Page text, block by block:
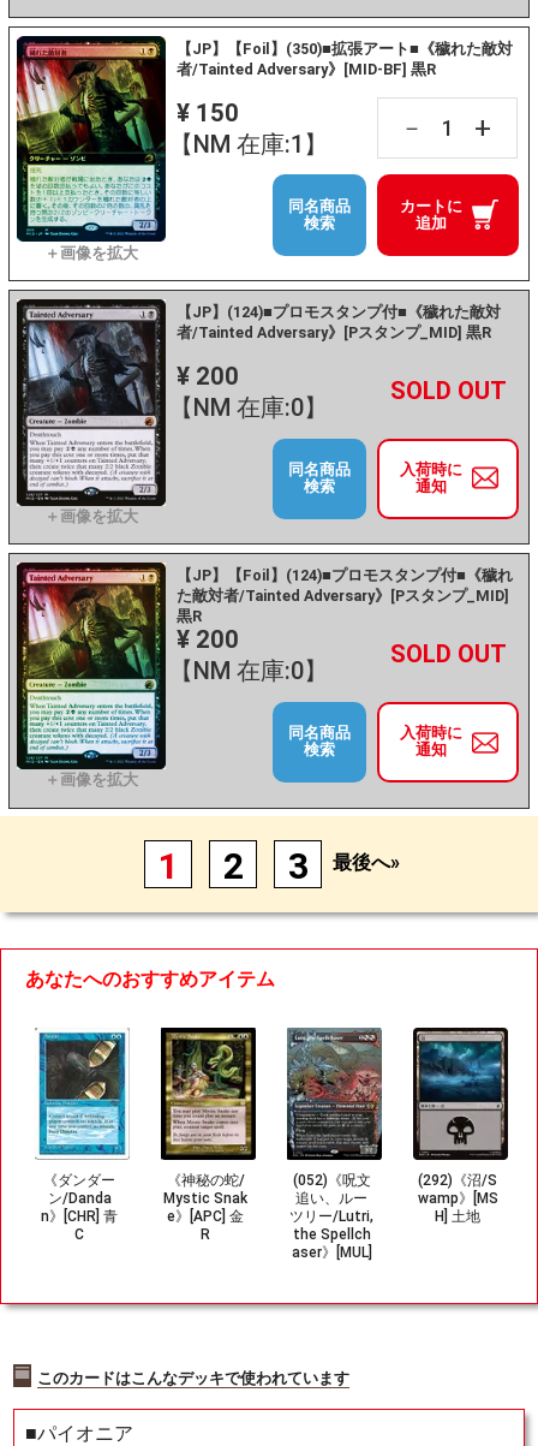
【JP】【Foil】(350)■拡張アート■《穢れた敵対
者/Tainted Adversary》[MID-BF] 黒R
¥ 150
【NM 在庫:1】
－ +
カートに
追加
同名商品
検索
【JP】(124)■プロモスタンプ付■《穢れた敵対
者/Tainted Adversary》[Pスタンプ_MID] 黒R
¥ 200
【NM 在庫:0】
－ +
入荷時に
通知
同名商品
検索
【JP】【Foil】(124)■プロモスタンプ付■《穢れ
た敵対者/Tainted Adversary》[Pスタンプ_MID]
黒R
¥ 200
【NM 在庫:0】
－ +
入荷時に
通知
同名商品
検索
1 2 3 最後へ»
あなたへのおすすめアイテム
《ダンダー
ン/Danda
n》[CHR] 青
C
《神秘の蛇/
Mystic Snak
e》[APC] 金
R
(052)《呪文
追い、ルー
ツリー/Lutri,
the Spellch
aser》[MUL]
(292)《沼/S
wamp》[MS
H] 土地
このカードはこんなデッキで使われています
■パイオニア